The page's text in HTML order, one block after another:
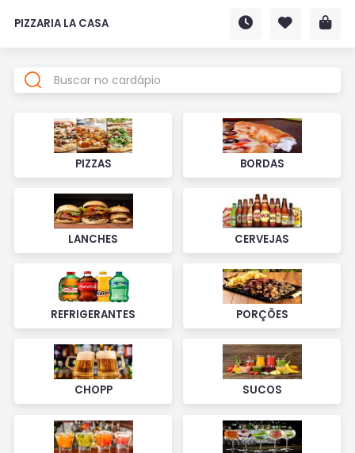
PIZZARIA LA CASA
PIZZAS BORDAS
LANCHES CERVEJAS
REFRIGERANTES PORÇÕES
CHOPP SUCOS